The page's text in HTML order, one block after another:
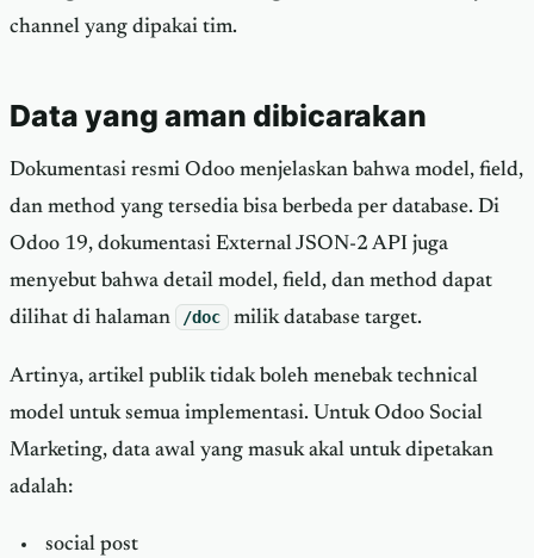
channel yang dipakai tim.
Data yang aman dibicarakan
Dokumentasi resmi Odoo menjelaskan bahwa model, field,
dan method yang tersedia bisa berbeda per database. Di
Odoo 19, dokumentasi External JSON-2 API juga
menyebut bahwa detail model, field, dan method dapat
dilihat di halaman
/doc milik database target.
Artinya, artikel publik tidak boleh menebak technical
model untuk semua implementasi. Untuk Odoo Social
Marketing, data awal yang masuk akal untuk dipetakan
adalah:
social post